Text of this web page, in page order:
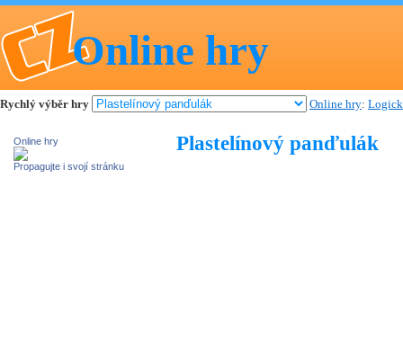
Online hry
Rychlý výběr hry Online hry:
Online hry
Propagujte i svojí stránku
Plastelínový panďulák